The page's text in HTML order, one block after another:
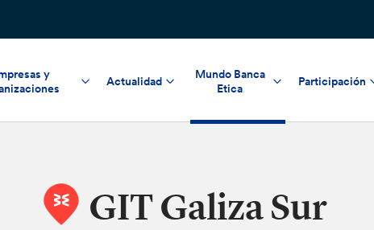
y
Actualidad
Mundo Banca
Etica
Participación
GIT Galiza Sur